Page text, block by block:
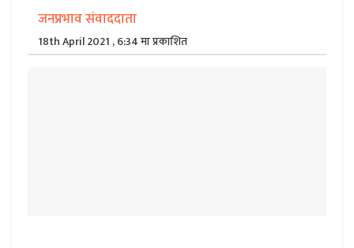
जनप्रभाव संवाददाता
18th April 2021 , 6:34 मा प्रकाशित